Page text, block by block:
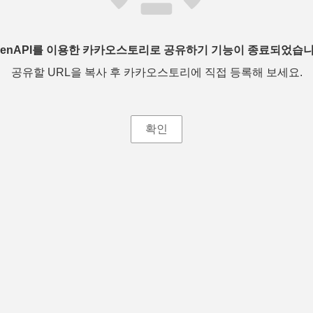
를 이용한 카카오스토리로 공유하기 기능이 종료되었습
공유할 URL을 복사 후 카카오스토리에 직접 등록해 보세요.
확인